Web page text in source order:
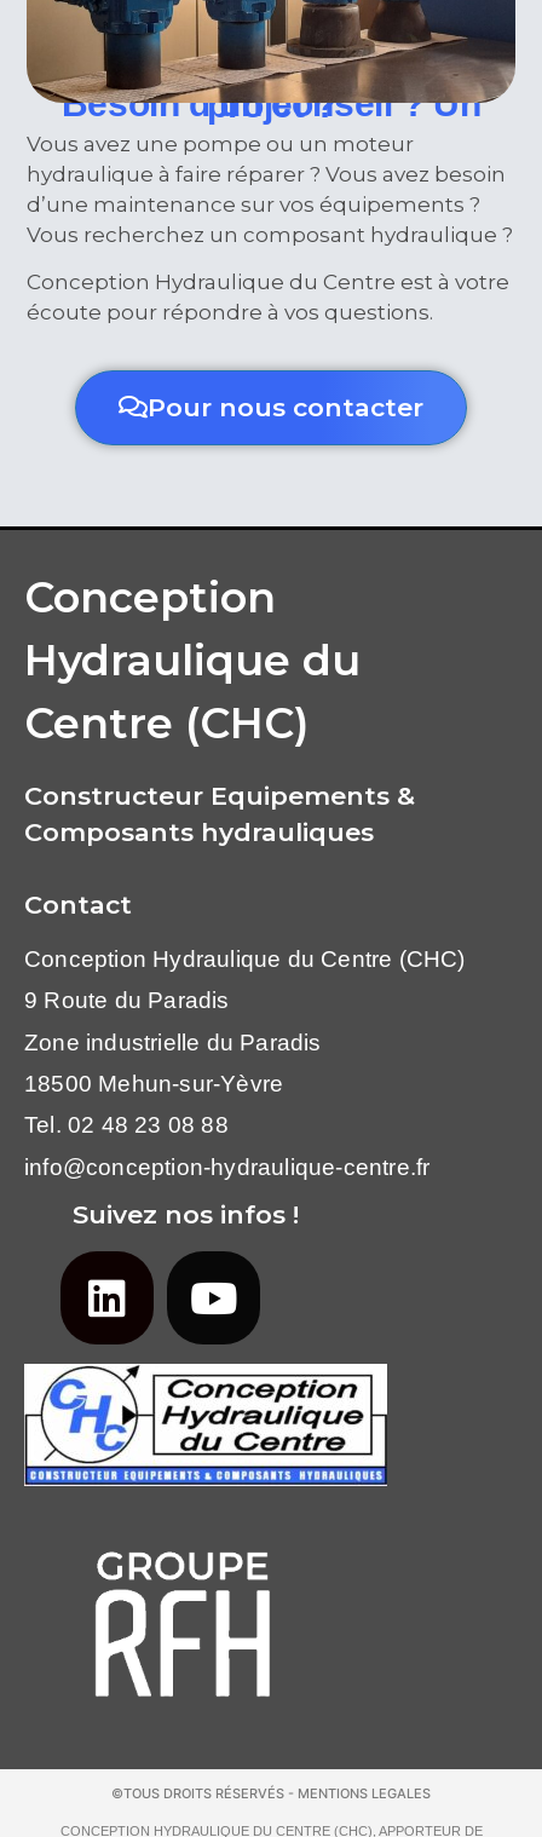
Besoin d'un conseil ? Un projet ?
Vous avez une pompe ou un moteur
hydraulique à faire réparer ? Vous avez besoin
d’une maintenance sur vos équipements ?
Vous recherchez un composant hydraulique ?
Conception Hydraulique du Centre est à votre
écoute pour répondre à vos questions.
Pour nous contacter
Conception
Hydraulique du
Centre (CHC)
Constructeur Equipements &
Composants hydrauliques
Contact
Conception Hydraulique du Centre (CHC)
9 Route du Paradis
Zone industrielle du Paradis
18500 Mehun-sur-Yèvre
Tel. 02 48 23 08 88
info@conception-hydraulique-centre.fr
Suivez nos infos !
©TOUS DROITS RÉSERVÉS - MENTIONS LEGALES
CONCEPTION HYDRAULIQUE DU CENTRE (CHC), APPORTEUR DE